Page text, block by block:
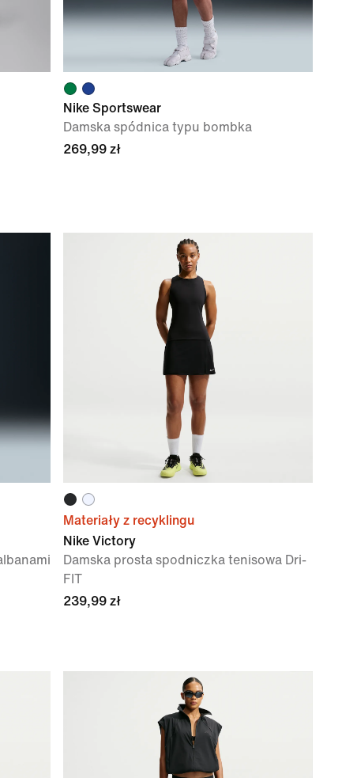
Nike Sportswear
Damska spódnica typu bombka
269,99 zł
Materiały z recyklingu
Nike Victory
Damska prosta spodniczka tenisowa Dri-
FIT
239,99 zł